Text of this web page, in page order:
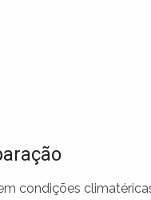
condições